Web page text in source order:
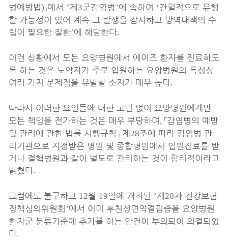
병예방법) 」에서 "제 3군감염병"에 속하여 ‘간헐적으로 유행
할 가능성이 있어 계속 그 발생을 감시하고 방역대책의 수
립이 필요한 질환’에 해당한다.
이런 상황에서 모든 요양병원에서 에이즈 환자를 진료하도
록 하는 것은 노약자가 주로 입원하는 요양병원의 특성상
여러 가지 문제점을 유발할 소지가 매우 높다.
따라서 이러한 요인들에 대한 고민 없이 요양병원에게만
모든 책임을 전가하는 것은 매우 부당하며 , 「감염병의 예방
및 관리에 관한 법률 시행규칙 」 제 28조에 따라 감염병 관
리기관으로 지정받은 병원 및 종합병원에서 입원진료를 받
거나 결핵병원과 같이 별도로 관리하는 것이 합리적이라고
밝혔다.
그럼에도 불구하고 12월 19일에 개최된 ‘제 20차 건강보험
정책심의위원회 ’에서 이미 후천성면역결핍증을 요양병원
환자군 분류기준에 추가를 하는 안건이 부의되어 의결되었
다.